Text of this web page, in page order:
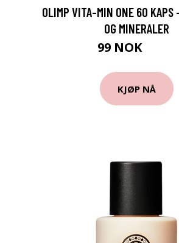
OLIMP VITA-MIN ONE 60 KAPS
OG MINERALER
99 NOK
KJØP NÅ